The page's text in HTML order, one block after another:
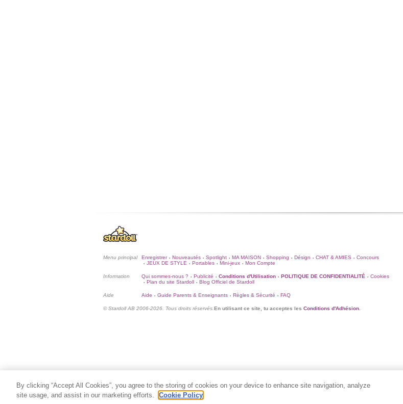
Menu principal Enregistrer • Nouveautés • Spotlight • MA MAISON • Shopping • Désign • CHAT & AMIES • Concours
• JEUX DE STYLE • Portables • Mini-jeux • Mon Compte
Information Qui sommes-nous ? • Publicité • Conditions d'Utilisation • POLITIQUE DE CONFIDENTIALITÉ • Cookies
• Plan du site Stardoll • Blog Officiel de Stardoll
Aide Aide • Guide Parents & Enseignants • Règles & Sécurité • FAQ
© Stardoll AB 2006-2026. Tous droits réservés. En utilisant ce site, tu acceptes les Conditions d'Adhésion
By clicking “Accept All Cookies”, you agree to the storing of cookies on your device to enhance site navigation, analyze
site usage, and assist in our marketing efforts.
Cookie Policy